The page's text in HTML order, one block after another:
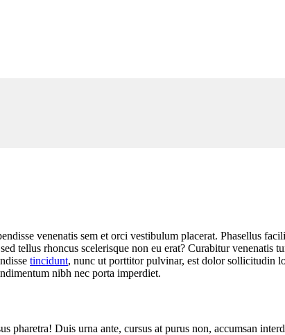
venenatis sem et orci vestibulum placerat. Phasellus
tellus rhoncus scelerisque non eu erat? Curabitur venenatis
tincidunt, nunc ut porttitor pulvinar, est dolor sollicitudin
nibh nec porta imperdiet.
pharetra! Duis urna ante, cursus at purus non, accumsan